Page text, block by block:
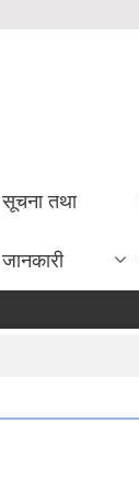
सूचना तथा
जानकारी